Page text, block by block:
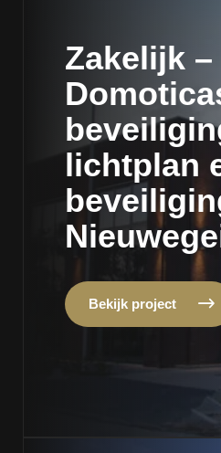
Zakelijk –
lichtplan
Bekijk project